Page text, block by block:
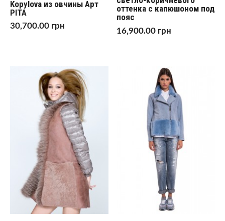
Kopylova из овчины Арт
PITA
30,700.00 грн
оттенка с капюшоном под
пояс
16,900.00 грн